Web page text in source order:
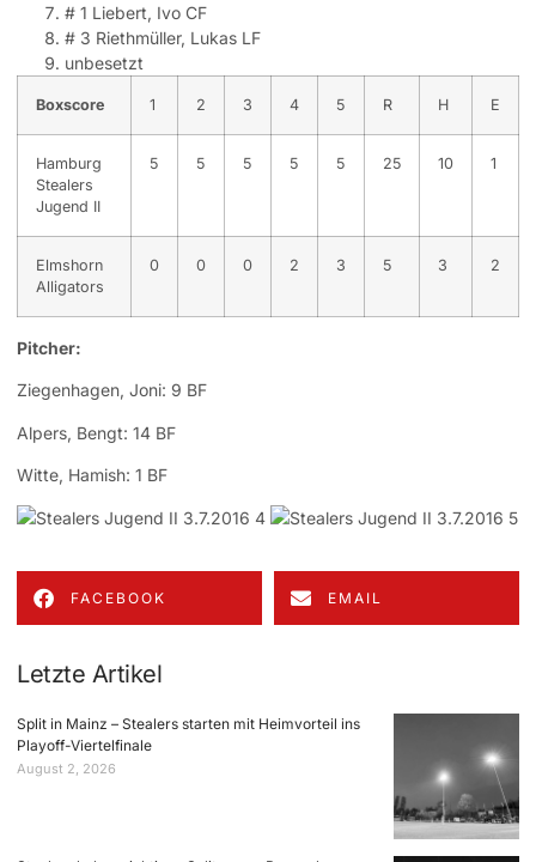
# 1 Liebert, Ivo CF
# 3 Riethmüller, Lukas LF
unbesetzt
Boxscore 1 2 3 4 5 R H E
Hamburg
Stealers
Jugend II
5 5 5 5 5 25 10 1
Elmshorn
Alligators
0 0 0 2 3 5 3 2
Pitcher:
Ziegenhagen, Joni: 9 BF
Alpers, Bengt: 14 BF
Witte, Hamish: 1 BF
FACEBOOK EMAIL
Letzte Artikel
Split in Mainz – Stealers starten mit Heimvorteil ins
Playoff-Viertelfinale
August 2, 2026